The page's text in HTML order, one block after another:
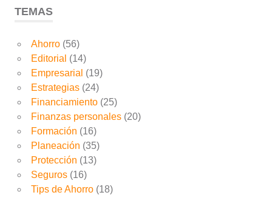
TEMAS
Ahorro(56)
Editorial (14)
Empresarial (19)
Estrategias(24)
Financiamiento(25)
Finanzas personales(20)
Formación (16)
Planeación (35)
Protección (13)
Seguros(16)
Tips de Ahorro(18)